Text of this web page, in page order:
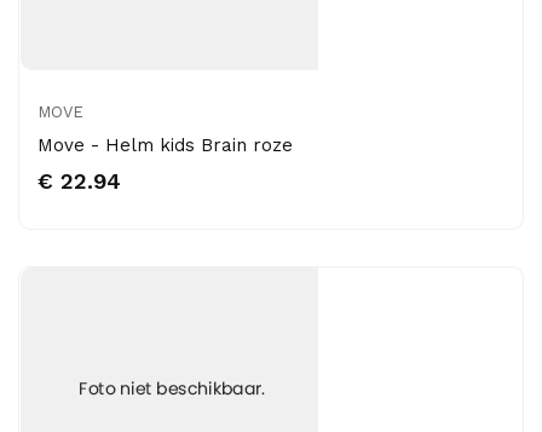
MOVE
Move - Helm kids Brain roze
€ 22.94